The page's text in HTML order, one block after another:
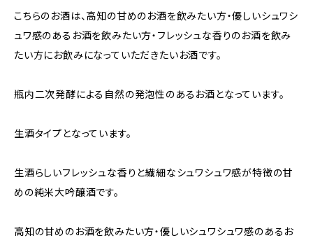
こちらのお酒は、高知の甘めのお酒を飲みたい方・優しいシュワシ
ュワ感のあるお酒を飲みたい方・フレッシュな香りのお酒を飲み
たい方にお飲みになっていただきたいお酒です。
瓶内二次発酵による自然の発泡性のあるお酒となっています。
生酒タイプとなっています。
生酒らしいフレッシュな香りと繊細なシュワシュワ感が特徴の甘
めの純米大吟醸酒です。
高知の甘めのお酒を飲みたい方・優しいシュワシュワ感のあるお